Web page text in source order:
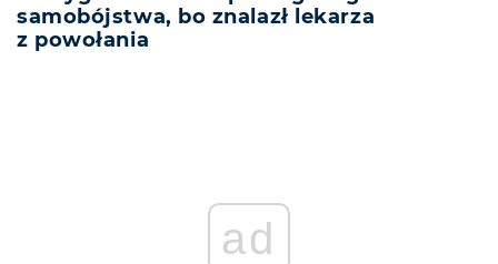
samobójstwa, bo znalazł lekarza
z powołania
ad